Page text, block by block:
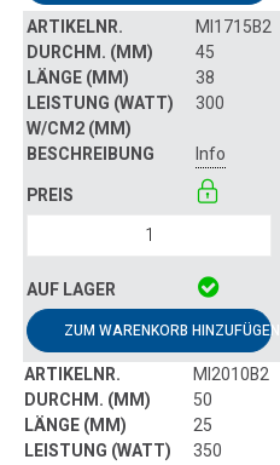
MI1715B2
45
38
300
Info
ZUM WARENKORB HINZUFÜGEN
MI2010B2
50
25
350